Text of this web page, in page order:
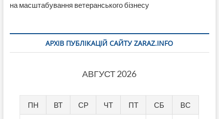
на масштабування ветеранського бізнесу
АРХІВ ПУБЛІКАЦІЙ САЙТУ ZARAZ.INFO
АВГУСТ 2026
ПН ВТ СР ЧТ ПТ СБ ВС